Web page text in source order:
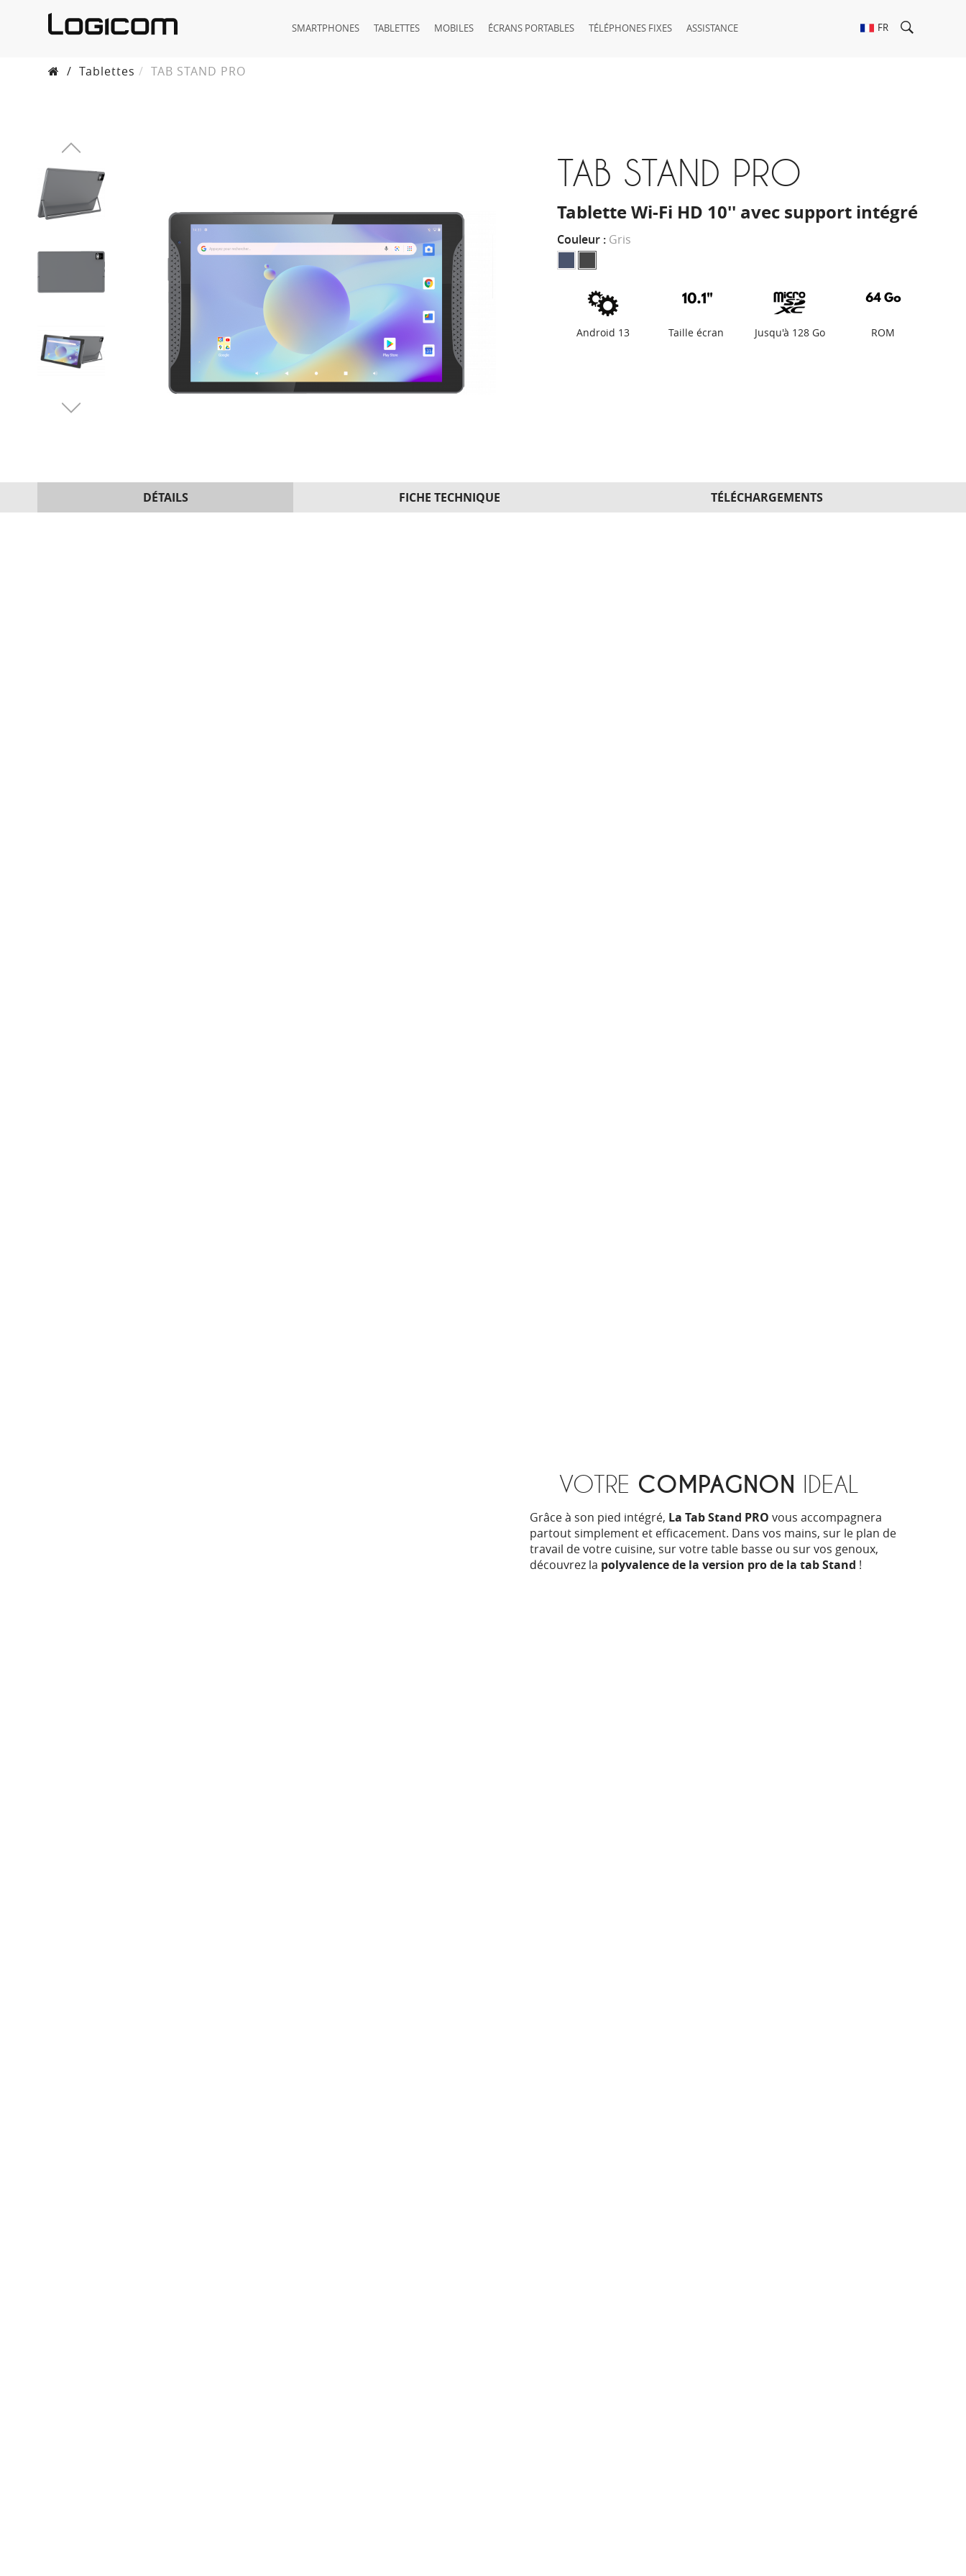
SMARTPHONES TABLETTES MOBILES ÉCRANS PORTABLES TÉLÉPHONES FIXES ASSISTANCE FR
/ Tablettes TAB STAND PRO
TAB STAND PRO
Tablette Wi-Fi HD 10'' avec support intégré
Couleur : Gris
Android 13 Taille écran Jusqu'à 128 Go ROM
DÉTAILS FICHE TECHNIQUE TÉLÉCHARGEMENTS
VOTRE COMPAGNON IDEAL
Grâce à son pied intégré, La Tab Stand PRO vous accompagnera
partout simplement et efficacement. Dans vos mains, sur le plan de
travail de votre cuisine, sur votre table basse ou sur vos genoux,
découvrez la polyvalence de la version pro de la tab Stand !